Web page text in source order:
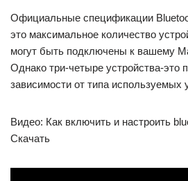
Официальные спецификации
это максимальное количество
могут быть подключены к вашему
Однако три-четыре устройства-это
зависимости от типа используемых
Видео: Как включить и настроить
Скачать